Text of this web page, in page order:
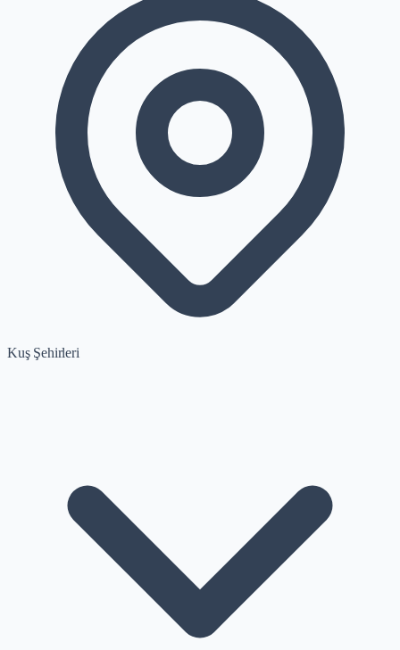
Kuş Şehirleri